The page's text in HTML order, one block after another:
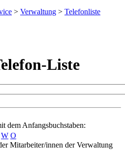
> Verwaltung > Telefonliste
Liste
dem Anfangsbuchstaben:
W O
Mitarbeiter/innen der Verwaltung